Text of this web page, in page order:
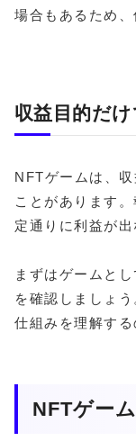
場合もあるため、
収益目的だ
NFTゲームは、
ことがあります
定通りに利益が出
まずはゲームと
を確認しましょ
仕組みを理解する
NFTゲー